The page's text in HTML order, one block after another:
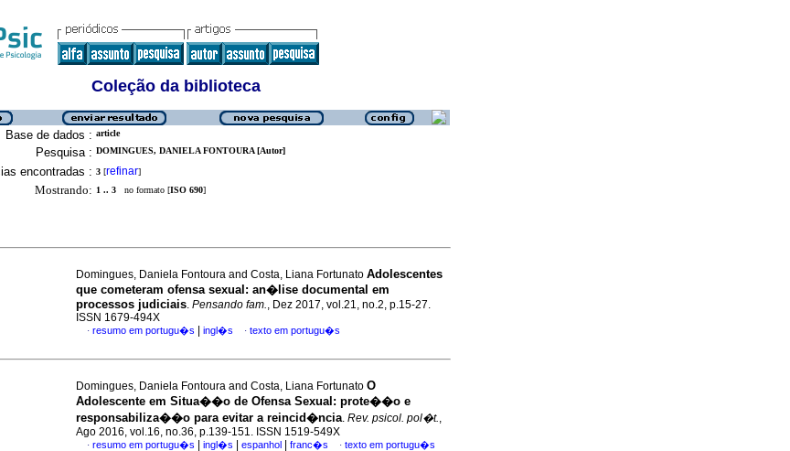
Coleção da biblioteca
Base de dados : article
Pesquisa : DOMINGUES, DANIELA FONTOURA [Autor]
encontradas : 3 [refinar]
Mostrando: 1 .. 3 no formato [ISO 690]
Domingues, Daniela Fontoura and Costa, Liana Fortunato Adolescentes
que cometeram ofensa sexual : an�lise documental em
processos judiciais. Pensando fam., Dez 2017, vol.21, no.2, p.15-27.
ISSN 1679-494X
· resumo em portugu�s ingl�s · texto em portugu�s
Domingues, Daniela Fontoura and Costa, Liana Fortunato O
Adolescente em Situa��o de Ofensa Sexual : prote��o e
responsabiliza��o para evitar a reincid�ncia. Rev. psicol. pol�t.,
Ago 2016, vol.16, no.36, p.139-151. ISSN 1519-549X
· resumo em portugu�s ingl�s espanhol franc�s · texto em portugu�s